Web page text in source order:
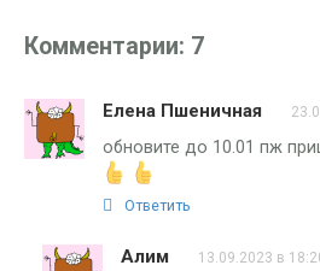
Комментарии: 7
Елена Пшеничная
обновите до 10.01 пж
Ответить
Алим 13.09.2023 в